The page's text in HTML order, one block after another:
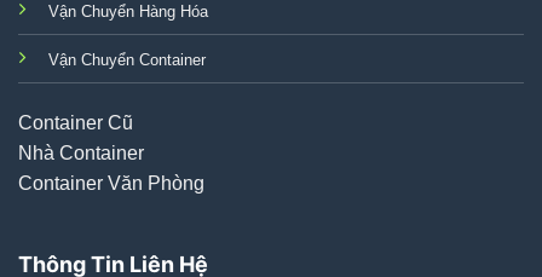
Vận Chuyển Hàng Hóa
Vận Chuyển Container
Container Cũ
Nhà Container
Container Văn Phòng
Thông Tin Liên Hệ